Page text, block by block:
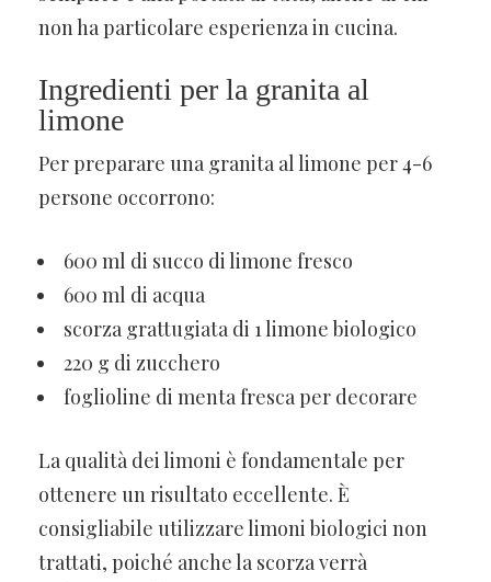
non ha particolare esperienza in cucina.
Ingredienti per la granita al
limone
Per preparare una granita al limone per 4-6
persone occorrono:
600 ml di succo di limone fresco
600 ml di acqua
scorza grattugiata di 1 limone biologico
220 g di zucchero
foglioline di menta fresca per decorare
La qualità dei limoni è fondamentale per
ottenere un risultato eccellente. È
consigliabile utilizzare limoni biologici non
trattati, poiché anche la scorza verrà